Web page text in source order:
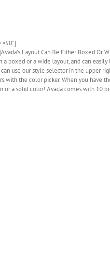
»50″]
Layout Can Be Either Boxed Or
a boxed or a wide layout, and can
can use our style selector in the upper
with the color picker. When you have
or a solid color! Avada comes with 10